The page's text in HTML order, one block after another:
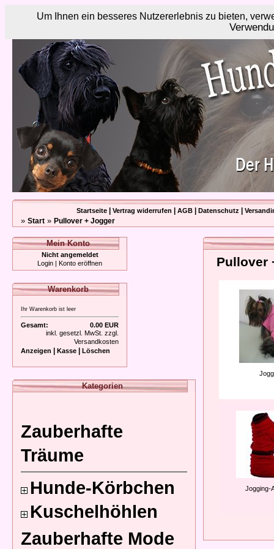
Um Ihnen ein besseres Nutzererlebnis zu bieten,
Startseite Vertrag widerrufen AGB Datenschutz
» Start » Pullover + Jogger
Mein Konto
Nicht angemeldet
Login | Konto eröffnen
Warenkorb
Ihr Warenkorb ist leer
Gesamt:
0.00 EUR
inkl. gesetzl. MwSt. zzgl.
Versandkosten
Anzeigen
Kasse Löschen
Kategorien
Zauberhafte
Träume
Hunde-Körbchen
Kuschelhöhlen
Zauberhafte Mode
Pullover
Jogging-